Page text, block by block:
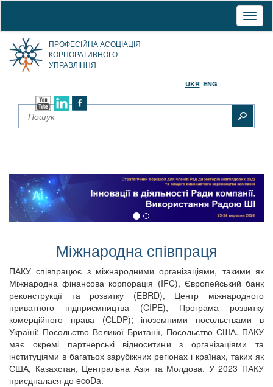
ПРОФЕСІЙНА АСОЦІАЦІЯ
КОРПОРАТИВНОГО
УПРАВЛІННЯ
UKR ENG
Міжнародна співпраця
ПАКУ співпрацює з міжнародними організаціями, такими як
Міжнародна фінансова корпорація (IFC), Європейський банк
реконструкції та розвитку (EBRD), Центр міжнародного
приватного підприємництва (CIPE), Програма розвитку
комерційного права (CLDP); іноземними посольствами в
Україні: Посольство Великої Британії, Посольство США. ПАКУ
має окремі партнерські відноситини з організаціями та
інституціями в багатьох зарубіжних регіонах і країнах, таких як
США, Казахстан, Центральна Азія та Молдова. У 2023 ПАКУ
приєдналася до ecoDa.